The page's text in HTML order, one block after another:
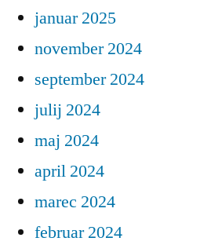
januar 2025
november 2024
september 2024
julij 2024
maj 2024
april 2024
marec 2024
februar 2024